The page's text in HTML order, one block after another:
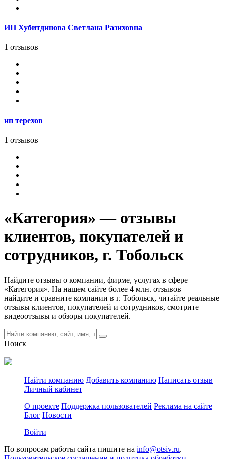
ИП Хубитдинова Светлана Разиховна
1 отзывов
ип терехов
1 отзывов
«Категория» — отзывы
клиентов, покупателей и
сотрудников, г. Тобольск
Найдите отзывы о компании, фирме, услугах в сфере
«Категория». На нашем сайте более 4 млн. отзывов —
найдите и сравните компании в г. Тобольск, читайте реальные
отзывы клиентов, покупателей и сотрудников, смотрите
видеоотзывы и обзоры покупателей.
Поиск
Найти компанию Добавить компанию Написать отзыв
Личный кабинет
О проекте Поддержка пользователей Реклама на сайте
Блог Новости
Войти
По вопросам работы сайта пишите на info@otsiv.ru.